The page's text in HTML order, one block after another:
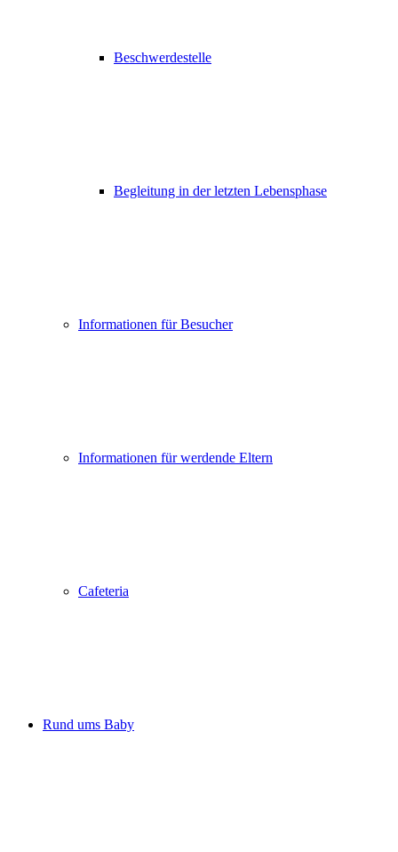
Beschwerdestelle
Begleitung in der letzten Lebensphase
Informationen für Besucher
Informationen für werdende Eltern
Cafeteria
Rund ums Baby